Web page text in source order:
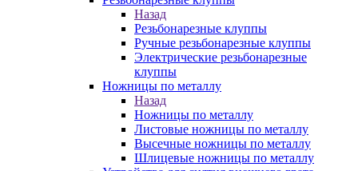
Назад
Резьбонарезные клуппы
Ручные резьбонарезные клуппы
Электрические резьбонарезные
клуппы
Ножницы по металлу
Назад
Ножницы по металлу
Листовые ножницы по металлу
Высечные ножницы по металлу
Шлицевые ножницы по металлу